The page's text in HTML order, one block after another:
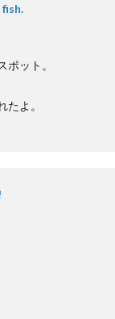
fish.
ポット。
たよ。